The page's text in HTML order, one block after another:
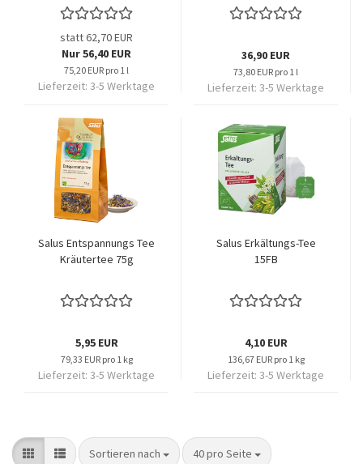
statt 62,70 EUR
Nur 56,40 EUR
75,20 EUR pro 1 l
Lieferzeit: 3-5 Werktage
36,90 EUR
73,80 EUR pro 1 l
Lieferzeit: 3-5 Werktage
Salus Entspannungs Tee
Kräutertee 75g
5,95 EUR
79,33 EUR pro 1 kg
Lieferzeit: 3-5 Werktage
Salus Erkältungs-Tee
15FB
4,10 EUR
136,67 EUR pro 1 kg
Lieferzeit: 3-5 Werktage
Sortieren nach
Sortieren nach 40 pro Seite
pro Seite